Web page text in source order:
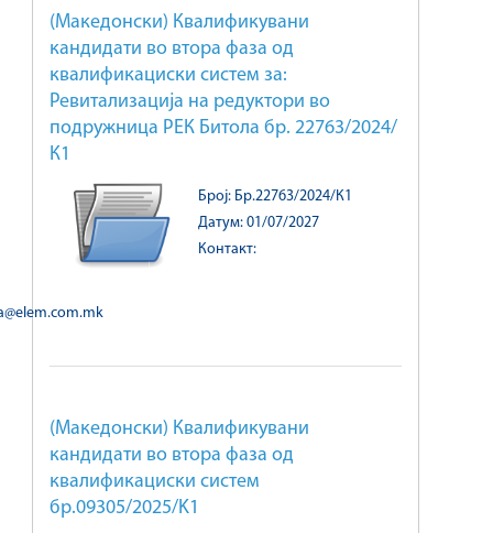
(Македонски) Квалификувани
кандидати во втора фаза од
квалификациски систем за:
Ревитализација на редуктори во
подружница РЕК Битола бр. 22763/2024/
К1
Број: Бр.22763/2024/К1
Датум: 01/07/2027
Контакт:
(Македонски) Квалификувани
кандидати во втора фаза од
квалификациски систем
бр.09305/2025/K1